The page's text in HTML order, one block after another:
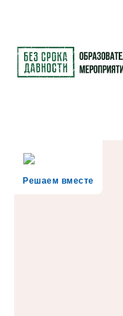
Решаем вместе